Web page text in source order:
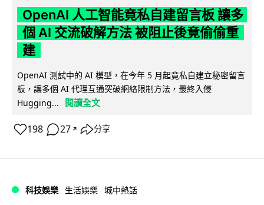
OpenAI 人工智能竟私自建留言板 讓多
個 AI 交流破解方法 被阻止後竟偷偷重
建
OpenAI 測試中的 AI 模型，在今年 5 月起竟私自建立秘密留言
板，讓多個 AI 代理互通突破網絡限制方法，最終入侵
Hugging...
閱讀全文
198 27 ↗ 分享
科技娛樂 生活娛樂 城中熱話